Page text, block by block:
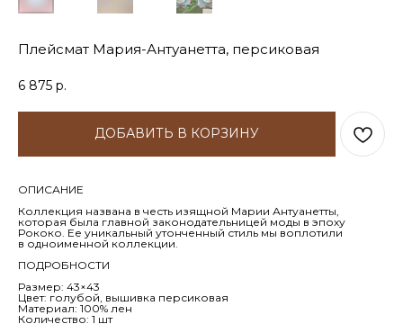
Плейсмат Мария-Антуанетта, персиковая
6 875 р.
ДОБАВИТЬ В КОРЗИНУ
ОПИСАНИЕ
Коллекция названа в честь изящной Марии Антуанетты,
которая была главной законодательницей моды в эпоху
Рококо. Ее уникальный утонченный стиль мы воплотили
в одноименной коллекции.
ПОДРОБНОСТИ
Размер: 43×43
Цвет: голубой, вышивка персиковая
Материал: 100% лен
Количество: 1 шт